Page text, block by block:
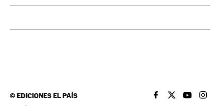
©EDICIONES EL PAÍS EL PAÍS BRASIL EN
EL PAÍSEL PAÍS
EL